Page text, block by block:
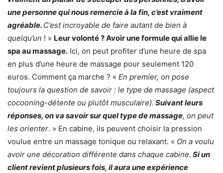
une personne qui nous remercie à la fin, c’est vraiment
agréable. C’est incroyable de faire autant de bien à
quelqu’un ! » Leur volonté ? Avoir une formule qui allie le
spa au massage. Ici, on peut profiter d’une heure de spa
en plus d’une heure de massage pour seulement 120
euros. Comment ça marche ? « En premier, on pose
toujours la question de savoir : le type de massage (aspect
cocooning-détente ou plutôt musculaire). Suivant leurs
réponses, on va savoir sur quel type de massage, on peut
les orienter. » En cabine, ils peuvent choisir la pression
voulue entre un massage tonique ou relaxant. « On a voulu
avoir une décoration différente dans chaque cabine. Si un
client revient plusieurs fois, il aura une expérience